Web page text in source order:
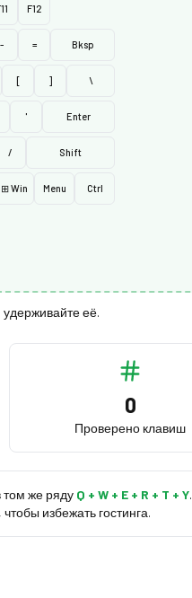
F12
- = Bksp
[ ] \
' Enter
/ Shift
⊞ Win Menu Ctrl
её.
0
Проверено клавиш
том же ряду Q + W + E + R + T + Y.
избежать гостинга.